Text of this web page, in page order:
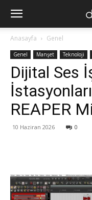
Anasayfa Genel
Genel Manşet Teknoloji
Dijital Ses
REAPER
10 Haziran 2026 0